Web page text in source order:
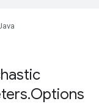
.Options